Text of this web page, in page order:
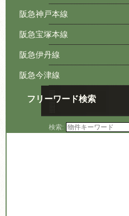
阪急神戸本線
阪急宝塚本線
阪急伊丹線
阪急今津線
フリーワード検索
検索: